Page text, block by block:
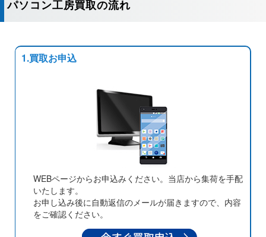
パソコン工房買取の流れ
1.買取お申込
WEBページからお申込みください。当店から集荷を手配
いたします。
お申し込み後に自動返信のメールが届きますので、内容
をご確認ください。